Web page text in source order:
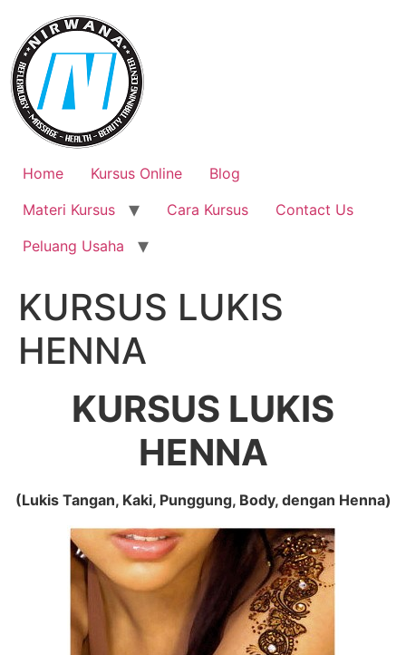
content
Home Kursus Online
Blog
Materi Kursus
Cara Kursus
Contact Us
Peluang Usaha
KURSUS LUKIS
HENNA
KURSUS LUKIS
HENNA
(Lukis Tangan, Kaki, Punggung, Body, dengan Henna)